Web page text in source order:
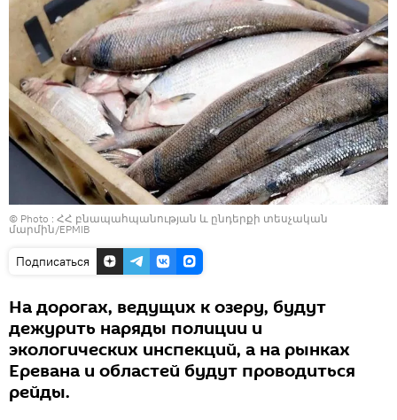
© Photo : ՀՀ բնապահպանության և ընդերքի տեսչական
մարմին/EPMIB
Подписаться
На дорогах, ведущих к озеру, будут
дежурить наряды полиции и
экологических инспекций, а на рынках
Еревана и областей будут проводиться
рейды.